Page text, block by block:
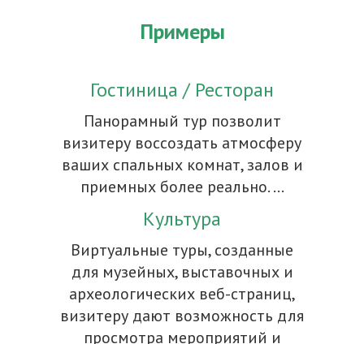
Примеры
Гостиница / Ресторан
Панорамный тур позволит
визитеру воссоздать атмосферу
ваших спальных комнат, залов и
приемных более реально. ...
Культура
Виртуальные туры, созданные
для музейных, выставочных и
археологических веб-страниц,
визитеру дают возможность для
просмотра мероприятий и